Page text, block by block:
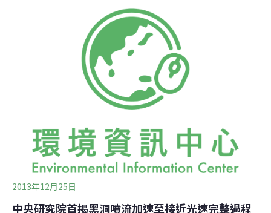
黑子移動現象，可以發現太陽的自轉，不過與地球不同的
是，太陽不同緯度區域自轉的速度不一樣：靠近赤道約25
天，南北極則比較慢，需要約35天。黑子是太陽表面的磁
性活動現象，壽命會與它的大小有關，通常黑子越大、壽
命越長，一般黑子的壽命是從數天到數周，只有AR1944
這種大黑子群，才能夠生存超過一個月以上，目前
AR1944黑子群又轉入太陽背面，現在已經看不到它，不
2013年12月25日
中央研究院首揭黑洞噴流加速至接近光速完整過程